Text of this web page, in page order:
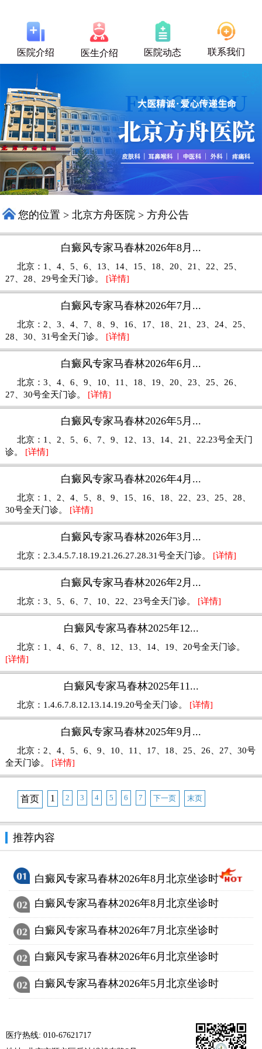
医院介绍 医生介绍 医院动态 联系我们
您的位置 >北京方舟医院 >方舟公告
白癜风专家马春林2026年8月...
北京：1、4、5、6、13、14、15、18、20、21、22、25、
27、28、29​号全天门诊。 [详情]
白癜风专家马春林2026年7月...
北京：2、3、4、7、8、9、16、17、18、21、23、24、25、
28、30、31号全天门诊。 [详情]
白癜风专家马春林2026年6月...
北京：3、4、6、9、10、11、18、19、20、23、25、26、
27、30号全天门诊。 [详情]
白癜风专家马春林2026年5月...
北京：1、2、5、6、7、9、12、13、14、21、22.23号全天门
诊。 [详情]
白癜风专家马春林2026年4月...
北京：1、2、4、5、8、9、15、16、18、22、23、25、28、
30号全天门诊。 [详情]
白癜风专家马春林2026年3月...
北京：2.3.4.5.7.18.19.21.26.27.28.31号全天门诊。 [详情]
白癜风专家马春林2026年2月...
北京：3、5、6、7、10、22、23号全天门诊。 [详情]
白癜风专家马春林2025年12...
北京：1、4、6、7、8、12、13、14、19、20号全天门诊。
[详情]
白癜风专家马春林2025年11...
北京：1.4.6.7.8.12.13.14.19.20号全天门诊。 [详情]
白癜风专家马春林2025年9月...
北京：2、4、5、6、9、10、11、17、18、25、26、27、30号
全天门诊。 [详情]
首页 1 2 3 4 5 6 7 下一页 末页
推荐内容
白癜风专家马春林2026年8月北京坐诊时
白癜风专家马春林2026年8月北京坐诊时
白癜风专家马春林2026年7月北京坐诊时
白癜风专家马春林2026年6月北京坐诊时
白癜风专家马春林2026年5月北京坐诊时
医疗热线: 010-67621717